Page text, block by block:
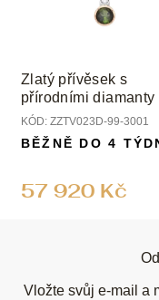
Zlatý přívěsek s
přírodními diamanty
turmalíny
KÓD: ZZTV023D-99-3001
57 920 Kč
BĚŽNĚ DO 4
Vložte svůj e-mail a